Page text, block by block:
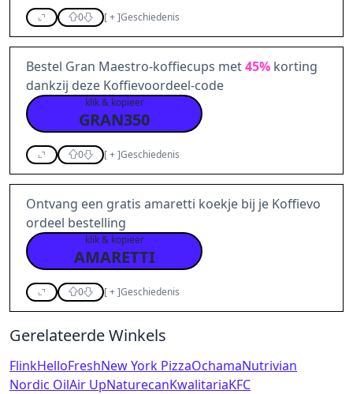
0 [+]Geschiedenis
Bestel Gran Maestro-koffiecups met45% korting
dankzij deze Koffievoordeel-code
klik & kopieer
GRAN350
0 [+]Geschiedenis
Ontvang een gratis amaretti koekje bij je Koffievo
ordeel bestelling
klik & kopieer
AMARETTI
0 [+]Geschiedenis
Gerelateerde Winkels
FlinkHelloFreshNew York PizzaOchamaNutrivian
Nordic OilAir UpNaturecanKwalitariaKFC